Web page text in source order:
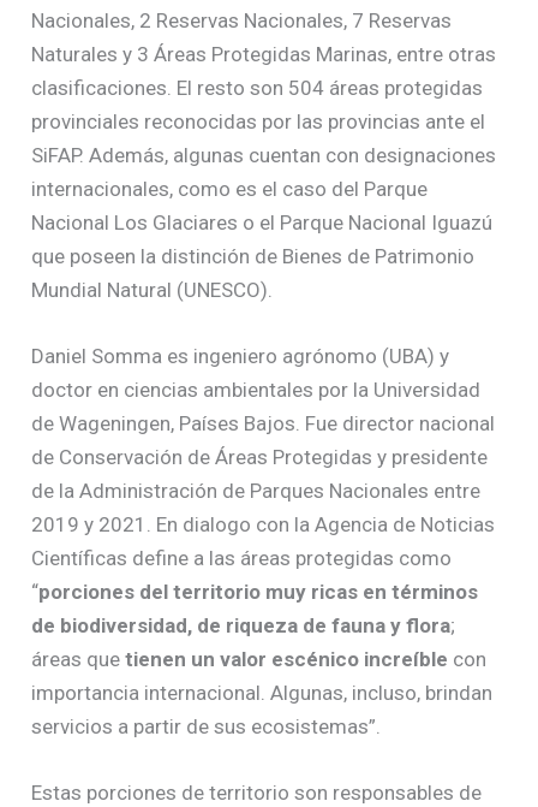
Nacionales, 2 Reservas Nacionales, 7 Reservas
Naturales y 3 Áreas Protegidas Marinas, entre otras
clasificaciones. El resto son 504 áreas protegidas
provinciales reconocidas por las provincias ante el
SiFAP. Además, algunas cuentan con designaciones
internacionales, como es el caso del Parque
Nacional Los Glaciares o el Parque Nacional Iguazú
que poseen la distinción de Bienes de Patrimonio
Mundial Natural (UNESCO).
Daniel Somma es ingeniero agrónomo (UBA) y
doctor en ciencias ambientales por la Universidad
de Wageningen, Países Bajos. Fue director nacional
de Conservación de Áreas Protegidas y presidente
de la Administración de Parques Nacionales entre
2019 y 2021. En dialogo con la Agencia de Noticias
Científicas define a las áreas protegidas como
“porciones del territorio muy ricas en términos
de biodiversidad, de riqueza de fauna y flora;
áreas quetienen un valor escénico increíble con
importancia internacional. Algunas, incluso, brindan
servicios a partir de sus ecosistemas”.
Estas porciones de territorio son responsables de